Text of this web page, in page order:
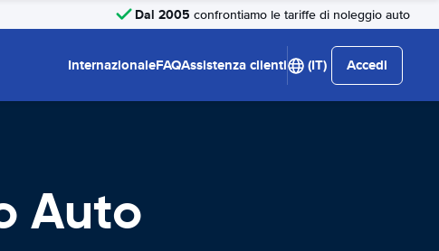
Dal 2005 confrontiamo le tariffe di noleggio auto
InternazionaleFAQAssistenza clienti (IT) Accedi
Auto